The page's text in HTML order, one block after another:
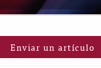
Enviar un artículo